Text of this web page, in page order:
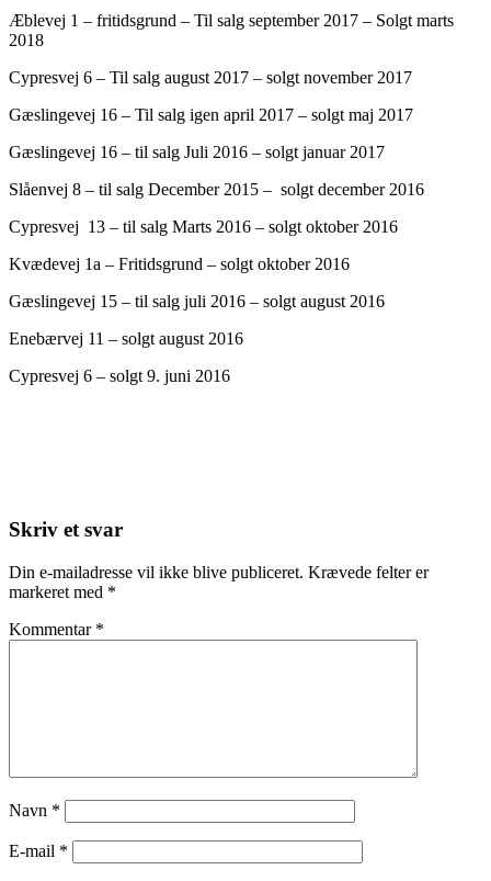
Æblevej 1 – fritidsgrund – Til salg september 2017 – Solgt marts
2018
Cypresvej 6 – Til salg august 2017 – solgt november 2017
Gæslingevej 16 – Til salg igen april 2017 – solgt maj 2017
Gæslingevej 16 – til salg Juli 2016 – solgt januar 2017
Slåenvej 8 – til salg December 2015 – solgt december 2016
Cypresvej 13 – til salg Marts 2016 – solgt oktober 2016
Kvædevej 1a – Fritidsgrund – solgt oktober 2016
Gæslingevej 15 – til salg juli 2016 – solgt august 2016
Enebærvej 11 – solgt august 2016
Cypresvej 6 – solgt 9. juni 2016
Skriv et svar
Din e-mailadresse vil ikke blive publiceret. Krævede felter er
markeret med *
Kommentar *
Navn *
E-mail *